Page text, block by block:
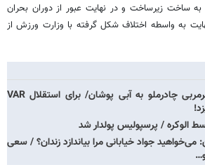
ساخت زیرساخت و در نهایت عبور از دوران بحران
به واسطه اختلاف شکل گرفته با وزارت ورزش از
کنایه عجیب سرمربی چادرملو به آبی پوشان/ برای استقلال VAR
الوکره / پرسپولیس پولدار شد
جواد خیابانی مرا بیاندازد زندان؟ / سعی